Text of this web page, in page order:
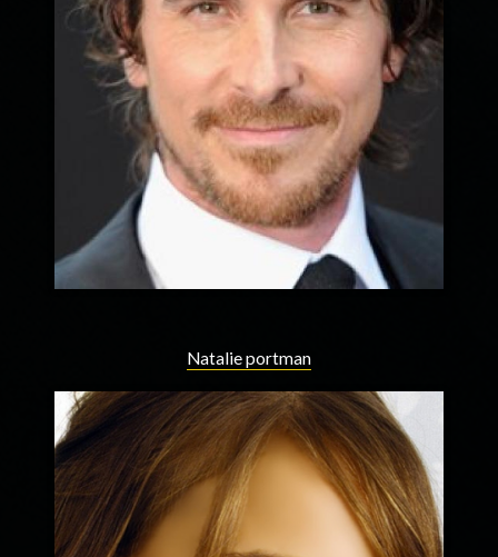
Natalie portman